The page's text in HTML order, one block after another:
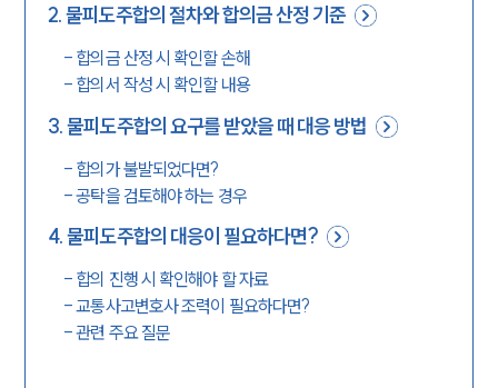
2.물피도주합의 절차와 합의금 산정 기준
- 합의금 산정 시 확인할 손해
- 합의서 작성 시 확인할 내용
3.물피도주합의 요구를 받았을 때 대응 방법
- 합의가 불발되었다면?
-공탁을 검토해야 하는 경우
4.물피도주합의 대응이 필요하다면?
- 합의 진행 시 확인해야 할 자료
-교통사고변호사 조력이 필요하다면?
-관련 주요 질문